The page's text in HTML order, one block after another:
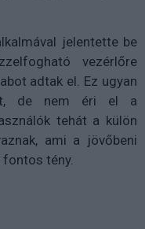
jelentette be
vezérlőre
adtak el. Ez ugyan
de nem éri el a
tehát a külön
ami a jövőbeni
tény.